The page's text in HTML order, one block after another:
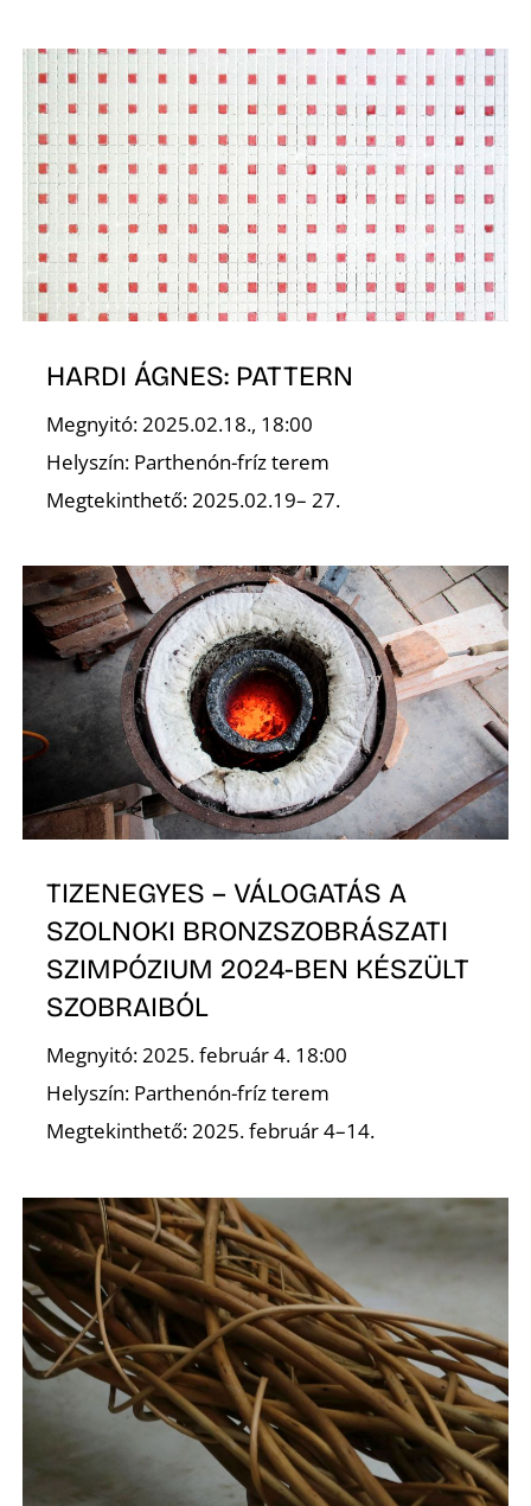
HARDI ÁGNES: PATTERN
Megnyitó: 2025.02.18., 18:00
Helyszín: Parthenón-fríz terem
Megtekinthető: 2025.02.19– 27.
TIZENEGYES – VÁLOGATÁS A
SZOLNOKI BRONZSZOBRÁSZATI
SZIMPÓZIUM 2024-BEN KÉSZÜLT
SZOBRAIBÓL
Megnyitó: 2025. február 4. 18:00
Helyszín: Parthenón-fríz terem
Megtekinthető: 2025. február 4–14.